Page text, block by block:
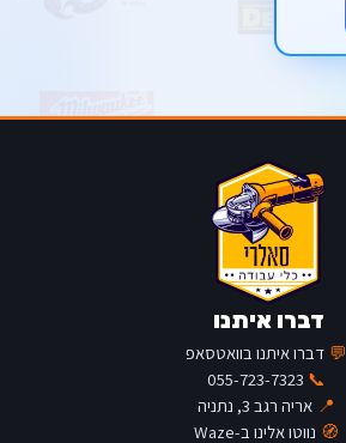
דברו איתנו
💬 דברו איתנו בוואטסאפ
📞
055-723-7323
📍 אריה רגב 3, נתניה
🧭 נווטו אלינו ב-Waze